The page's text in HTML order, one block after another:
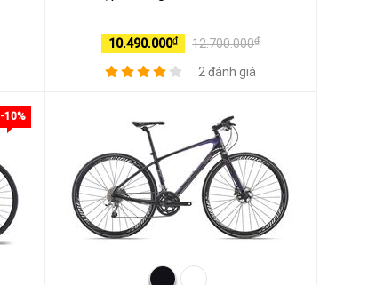
10.490.000₫ 12.700.000₫
2 đánh giá
-10%